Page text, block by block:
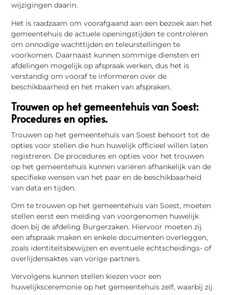
wijzigingen daarin.
Het is raadzaam om voorafgaand aan een bezoek aan het
gemeentehuis de actuele openingstijden te controleren
om onnodige wachttijden en teleurstellingen te
voorkomen. Daarnaast kunnen sommige diensten en
afdelingen mogelijk op afspraak werken, dus het is
verstandig om vooraf te informeren over de
beschikbaarheid en het maken van afspraken.
Trouwen op het gemeentehuis van Soest:
Procedures en opties.
Trouwen op het gemeentehuis van Soest behoort tot de
opties voor stellen die hun huwelijk officieel willen laten
registreren. De procedures en opties voor het trouwen
op het gemeentehuis kunnen variëren afhankelijk van de
specifieke wensen van het paar en de beschikbaarheid
van data en tijden.
Om te trouwen op het gemeentehuis van Soest, moeten
stellen eerst een melding van voorgenomen huwelijk
doen bij de afdeling Burgerzaken. Hiervoor moeten zij
een afspraak maken en enkele documenten overleggen,
zoals identiteitsbewijzen en eventuele echtscheidings- of
overlijdensaktes van vorige partners.
Vervolgens kunnen stellen kiezen voor een
huwelijksceremonie op het gemeentehuis zelf, waarbij zij